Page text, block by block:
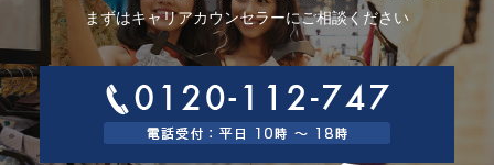
まずはキャリアカウンセラーにご相談ください